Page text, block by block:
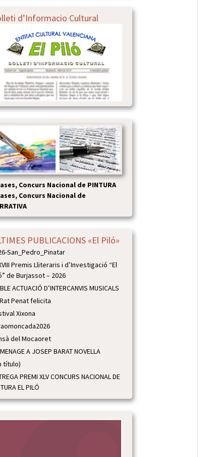
d’Informacio Cultural
Concurs Nacional de PINTURA
Concurs Nacional de
PUBLICACIONS «El Piló»
San_Pedro_Pinatar
Premis Lliteraris i d’Investigació “El
de Burjassot – 2026
ACTUACIÓ D’INTERCANVIS MUSICALS
Penat felicita
Xixona
del Mocaoret
A JOSEP BARAT NOVELLA
título)
PREMI XLV CONCURS NACIONAL DE
EL PILÓ